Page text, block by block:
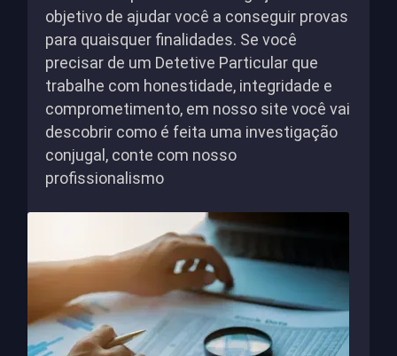
objetivo de ajudar você a conseguir provas
para quaisquer finalidades. Se você
precisar de um Detetive Particular que
trabalhe com honestidade, integridade e
comprometimento, em nosso site você vai
descobrir como é feita uma investigação
conjugal, conte com nosso
profissionalismo